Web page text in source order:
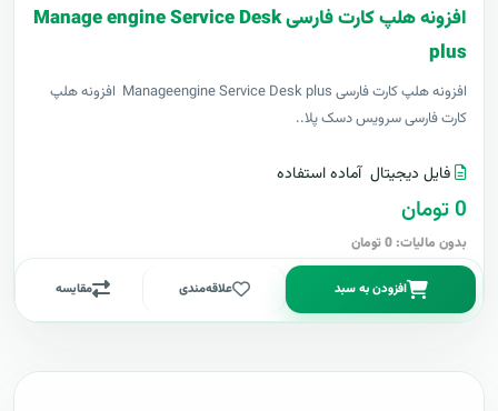
افزونه هلپ کارت فارسی Manage engine Service Desk
plus
افزونه هلپ کارت فارسی Manageengine Service Desk plus افزونه هلپ
کارت فارسی سرویس دسک پلا..
فایل دیجیتال آماده استفاده
0 تومان
بدون مالیات: 0 تومان
افزودن به سبد علاقه‌مندی مقایسه